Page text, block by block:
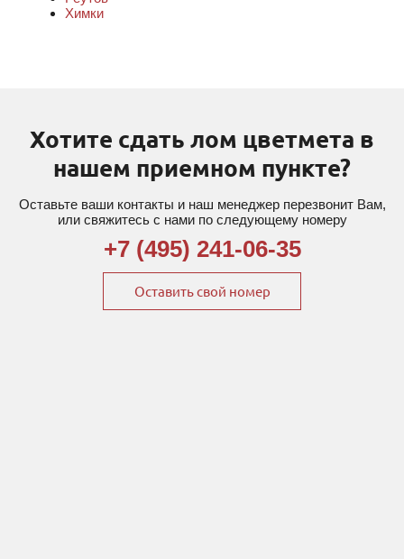
Химки
Хотите сдать лом цветмета в
нашем приемном пункте?
Оставьте ваши контакты и наш менеджер перезвонит Вам,
или свяжитесь с нами по следующему номеру
+7 (495) 241-06-35
Оставить свой номер